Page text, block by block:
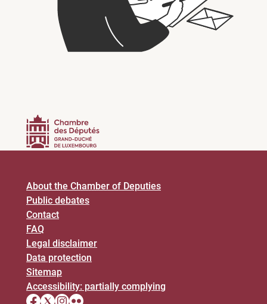
About the Chamber of Deputies
Public debates
Contact
FAQ
Legal disclaimer
Data protection
Sitemap
Accessibility: partially complying